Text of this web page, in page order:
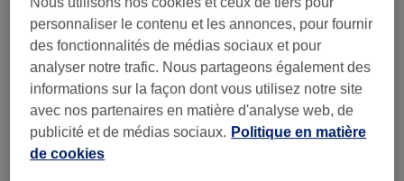
personnaliser le contenu et les annonces, pour fournir
des fonctionnalités de médias sociaux et pour
analyser notre trafic. Nous partageons également des
informations sur la façon dont vous utilisez notre site
avec nos partenaires en matière d'analyse web, de
publicité et de médias sociaux. Politique en matière
de cookies